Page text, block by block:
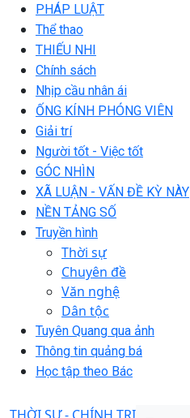
PHÁP LUẬT
Thể thao
THIẾU NHI
Chính sách
Nhịp cầu nhân ái
ỐNG KÍNH PHÓNG VIÊN
Giải trí
Người tốt - Việc tốt
GÓC NHÌN
XÃ LUẬN - VẤN ĐỀ KỲ NÀY
NỀN TẢNG SỐ
Truyền hình
Thời sự
Chuyên đề
Văn nghệ
Dân tộc
Tuyên Quang qua ảnh
Thông tin quảng bá
Học tập theo Bác